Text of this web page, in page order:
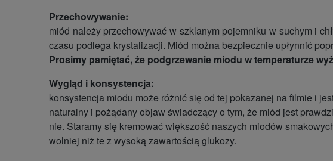
Przechowywanie:
miód należy przechowywać w szklanym pojemniku w suchym i
czasu podlega krystalizacji. Miód można bezpiecznie upłynnić
Prosimy pamiętać, że podgrzewanie miodu w temperaturze
Wygląd i konsystencja:
konsystencja miodu może różnić się od tej pokazanej na filmie i
naturalny i pożądany objaw świadczący o tym, że miód jest
nie. Staramy się kremować większość naszych miodów
wolniej niż te z wysoką zawartością glukozy.